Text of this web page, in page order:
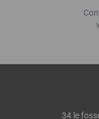
34 le